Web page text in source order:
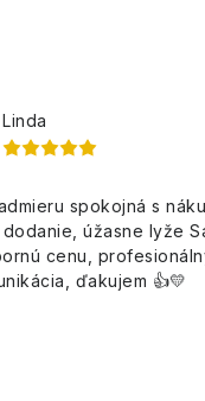
Linda
spokojná s
úžasne lyže
cenu,
ďakujem 👍💛